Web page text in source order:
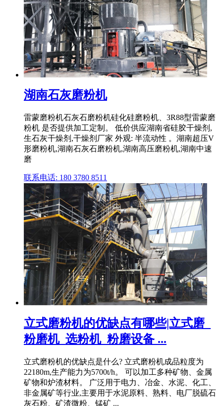
湖南石灰磨粉机
雷蒙磨粉机石灰石磨粉机硅化硅磨粉机、3R88型雷蒙磨
粉机 是否提供加工定制。 低价供应湖南省硅胶干燥剂,
生石灰干燥剂,干燥剂厂家 外观: 半流动性 。湖南超压V
形磨粉机,湖南石灰石磨粉机,湖南高压磨粉机,湖南中速
磨
联系电话: 180 3780 8511
立式磨粉机的优缺点有哪些|立式磨_
粉磨机_选粉机_粉磨设备 ...
立式磨粉机的优缺点是什么? 立式磨粉机成品粒度为
22180m,生产能力为5700t/h。 可以加工多种矿物、金属
矿物和炉渣材料。 广泛用于电力、冶金、水泥、化工、
非金属矿等行业,主要用于水泥原料、熟料、电厂脱硫石
灰石粉、矿渣微粉、锰矿 ...